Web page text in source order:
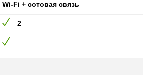
Wi-Fi + сотовая связь
2